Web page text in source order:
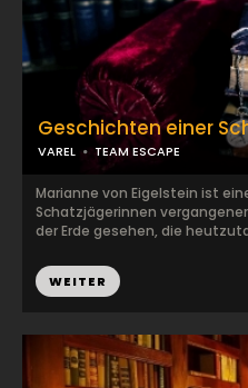
Geschichten einer
VAREL TEAM ESCAPE
Marianne von Eigelstein ist
Schatzjägerinnen
der Erde gesehen, die
WEITER